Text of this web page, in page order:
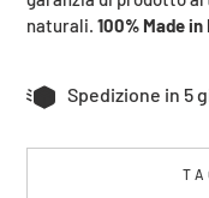
naturali. 100% Made
Spedizione in 5